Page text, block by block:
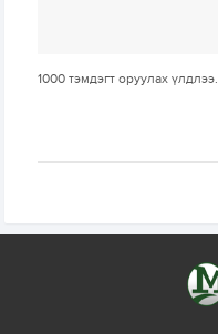
1000 тэмдэгт оруулах үлдлээ.